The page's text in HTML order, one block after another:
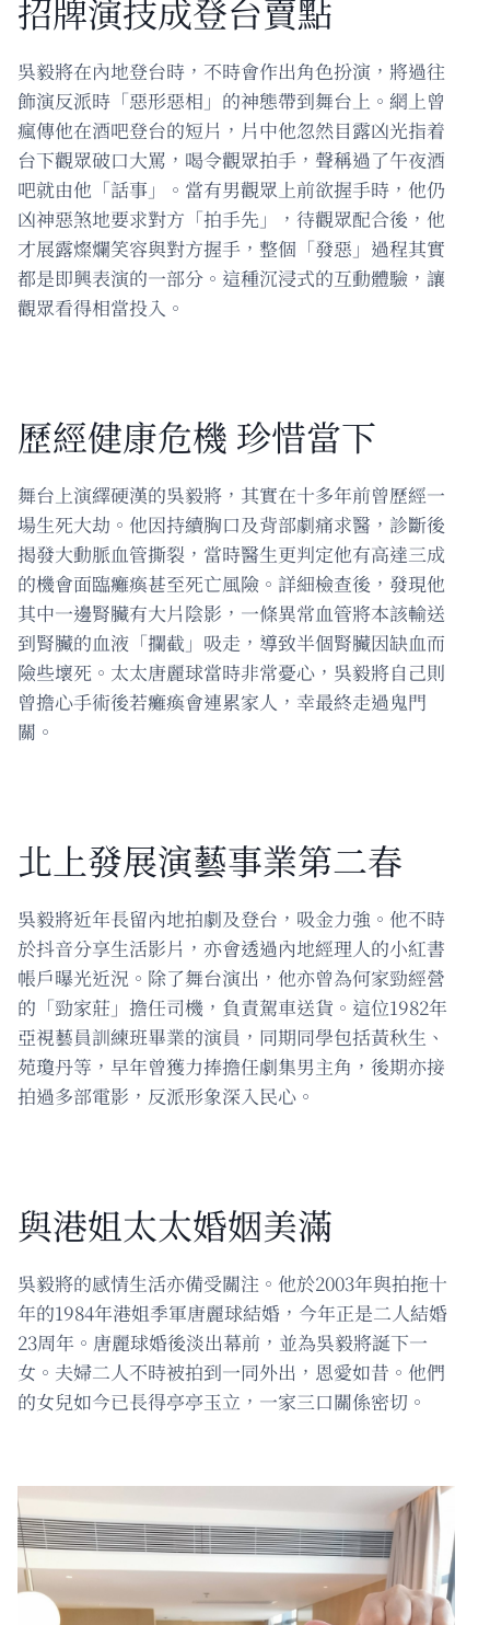
招牌演技成登台賣點
吳毅將在內地登台時，不時會作出角色扮演，將過往
飾演反派時「惡形惡相」的神態帶到舞台上。網上曾
瘋傳他在酒吧登台的短片，片中他忽然目露凶光指着
台下觀眾破口大罵，喝令觀眾拍手，聲稱過了午夜酒
吧就由他「話事」。當有男觀眾上前欲握手時，他仍
凶神惡煞地要求對方「拍手先」，待觀眾配合後，他
才展露燦爛笑容與對方握手，整個「發惡」過程其實
都是即興表演的一部分。這種沉浸式的互動體驗，讓
觀眾看得相當投入。
歷經健康危機 珍惜當下
舞台上演繹硬漢的吳毅將，其實在十多年前曾歷經一
場生死大劫。他因持續胸口及背部劇痛求醫，診斷後
揭發大動脈血管撕裂，當時醫生更判定他有高達三成
的機會面臨癱瘓甚至死亡風險。詳細檢查後，發現他
其中一邊腎臟有大片陰影，一條異常血管將本該輸送
到腎臟的血液「攔截」吸走，導致半個腎臟因缺血而
險些壞死。太太唐麗球當時非常憂心，吳毅將自己則
曾擔心手術後若癱瘓會連累家人，幸最終走過鬼門
關。
北上發展演藝事業第二春
吳毅將近年長留內地拍劇及登台，吸金力強。他不時
於抖音分享生活影片，亦會透過內地經理人的小紅書
帳戶曝光近況。除了舞台演出，他亦曾為何家勁經營
的「勁家莊」擔任司機，負責駕車送貨。這位1982年
亞視藝員訓練班畢業的演員，同期同學包括黃秋生、
苑瓊丹等，早年曾獲力捧擔任劇集男主角，後期亦接
拍過多部電影，反派形象深入民心。
與港姐太太婚姻美滿
吳毅將的感情生活亦備受關注。他於2003年與拍拖十
年的1984年港姐季軍唐麗球結婚，今年正是二人結婚
23周年。唐麗球婚後淡出幕前，並為吳毅將誕下一
女。夫婦二人不時被拍到一同外出，恩愛如昔。他們
的女兒如今已長得亭亭玉立，一家三口關係密切。